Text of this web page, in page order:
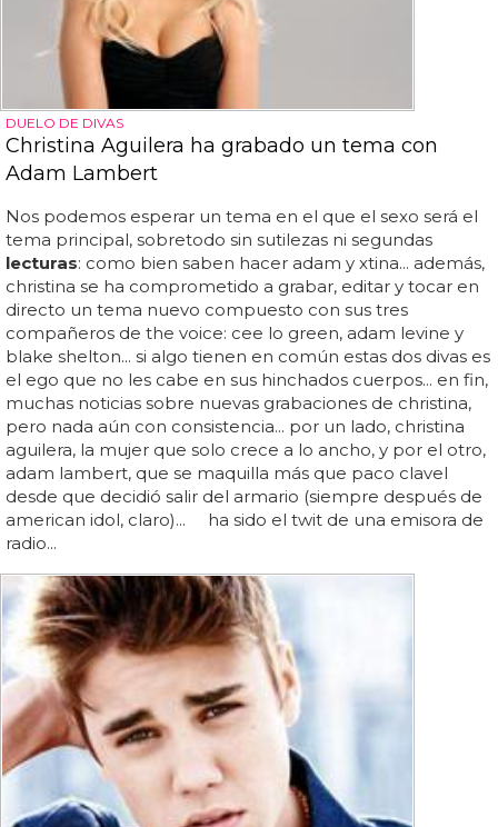
DUELO DE DIVAS
Christina Aguilera ha grabado un tema con
Adam Lambert
Nos podemos esperar un tema en el que el sexo será el
tema principal, sobretodo sin sutilezas ni segundas
lecturas: como bien saben hacer adam y xtina... además,
christina se ha comprometido a grabar, editar y tocar en
directo un tema nuevo compuesto con sus tres
compañeros de the voice: cee lo green, adam levine y
blake shelton... si algo tienen en común estas dos divas es
el ego que no les cabe en sus hinchados cuerpos... en fin,
muchas noticias sobre nuevas grabaciones de christina,
pero nada aún con consistencia... por un lado, christina
aguilera, la mujer que solo crece a lo ancho, y por el otro,
adam lambert, que se maquilla más que paco clavel
desde que decidió salir del armario (siempre después de
american idol, claro)... ha sido el twit de una emisora de
radio...